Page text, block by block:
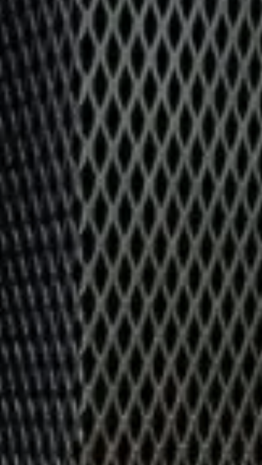
Nos distinctions
Réseau international
Qui sommes-nous?
Équipe brevets
Équipe marques
Avocats
Nous rejoindre
TPE / PME / ETI
Start-up
Porteurs de projets
Grands comptes
Laboratoires et Universités
Un enjeu stratégique
Valorisation financière
Valorisation économique
Évaluation de préjudice